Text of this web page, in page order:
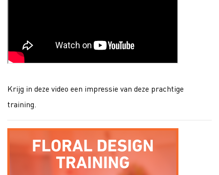
Krijg in deze video een impressie van deze prachtige
training.